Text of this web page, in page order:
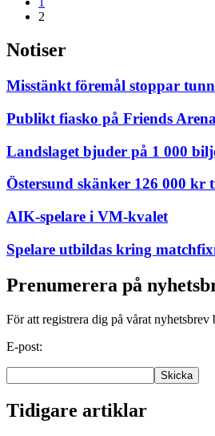
2
Notiser
Misstänkt föremål stoppar
Publikt fiasko på Friends Arena
Landslaget bjuder på 1 000
Östersund skänker 126 000 kr
AIK-spelare i VM-kvalet
Spelare utbildas kring
Prenumerera på
För att registrera dig på vårat
E-post:
Tidigare artiklar